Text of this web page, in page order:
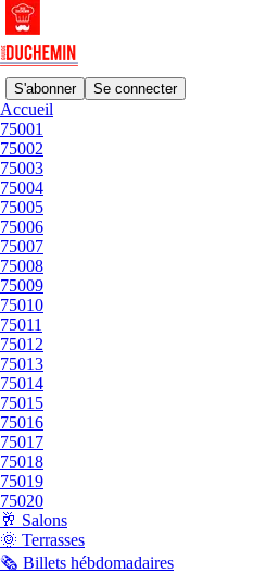
S'abonner Se connecter
Accueil
75001
75002
75003
75004
75005
75006
75007
75008
75009
75010
75011
75012
75013
75014
75015
75016
75017
75018
75019
75020
🥂 Salons
🌞 Terrasses
🗞️ Billets hébdomadaires
75015
ÉBÈNE
Restaurant | 75015
févr. 6
1
LE BEURRE NOISETTE
Bistrot | 75015
janv. 10, 2025
YANG XIAO CHU
Restaurant chinois | 75015
sept. 13, 2024